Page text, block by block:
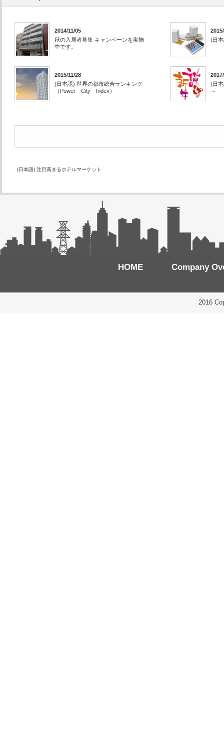
2014/11/05
秋の入居者募集 キャンペーンを実施
中です。
(日
2015/11/28
(日本語) 世界の都市総合ランキング
（Power City Index）
(日
～
(日本語) 注目高まるホテルマーケット
HOME Company
2016